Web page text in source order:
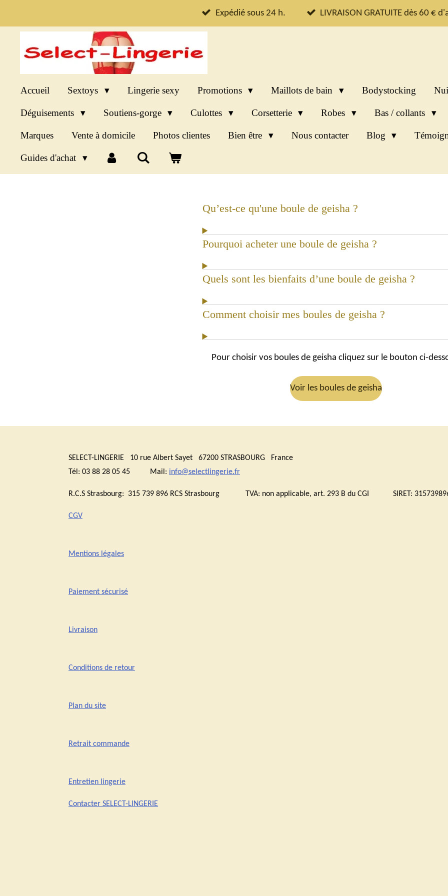
au
contenu
Expédié sous 24 h. LIVRAISON GRATUITE dès 60 €
Accueil Sextoys Lingerie sexy Promotions Maillots de bain Bodystocking
Déguisements Soutiens-gorge Culottes Corsetterie Robes Bas / collants
Marques Vente à domicile Photos clientes Bien être Nous contacter Blog
Guides d'achat
Qu’est-ce qu'une boule de geisha ?
Pourquoi acheter une boule de geisha ?
Quels sont les bienfaits d’une boule de geisha ?
Comment choisir mes boules de geisha ?
Pour choisir vos boules de geisha cliquez sur le bouton ci-
Voir les boules de geisha
SELECT-LINGERIE 10 rue Albert Sayet 67200 STRASBOURG France
Tél: 03 88 28 05 45 Mail: info@selectlingerie.fr
R.C.S Strasbourg: 315 739 896 RCS Strasbourg TVA: non applicable, art. 293 B du CGI SIRET:
CGV
Mentions légales
Paiement sécurisé
Livraison
Conditions de retour
Plan du site
Retrait commande
Entretien lingerie
Contacter SELECT-LINGERIE